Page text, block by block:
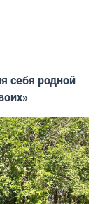
себя родной